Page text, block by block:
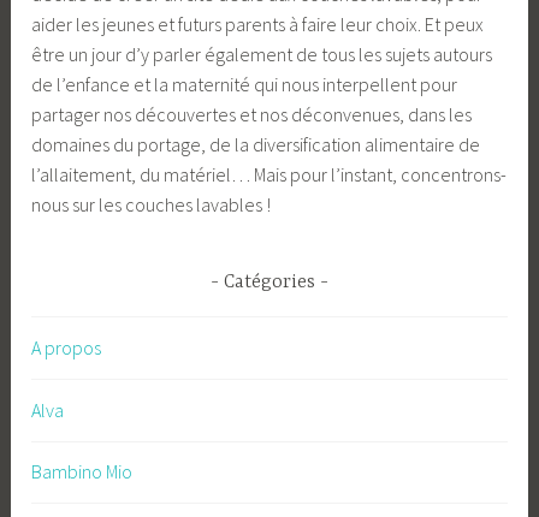
aider les jeunes et futurs parents à faire leur choix. Et peux
être un jour d’y parler également de tous les sujets autours
de l’enfance et la maternité qui nous interpellent pour
partager nos découvertes et nos déconvenues, dans les
domaines du portage, de la diversification alimentaire de
l’allaitement, du matériel… Mais pour l’instant, concentrons-
nous sur les couches lavables !
Catégories
A propos
Alva
Bambino Mio